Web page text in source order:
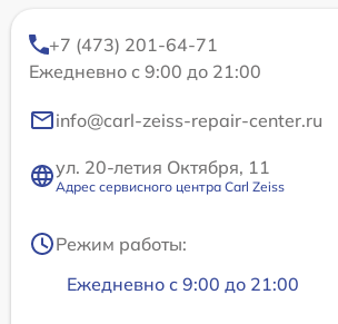
+7 (473) 201-64-71
Ежедневно с 9:00 до 21:00
info@carl-zeiss-repair-center.ru
ул. 20-летия Октября, 11
Адрес сервисного центра Carl Zeiss
Режим работы:
Ежедневно с 9:00 до 21:00